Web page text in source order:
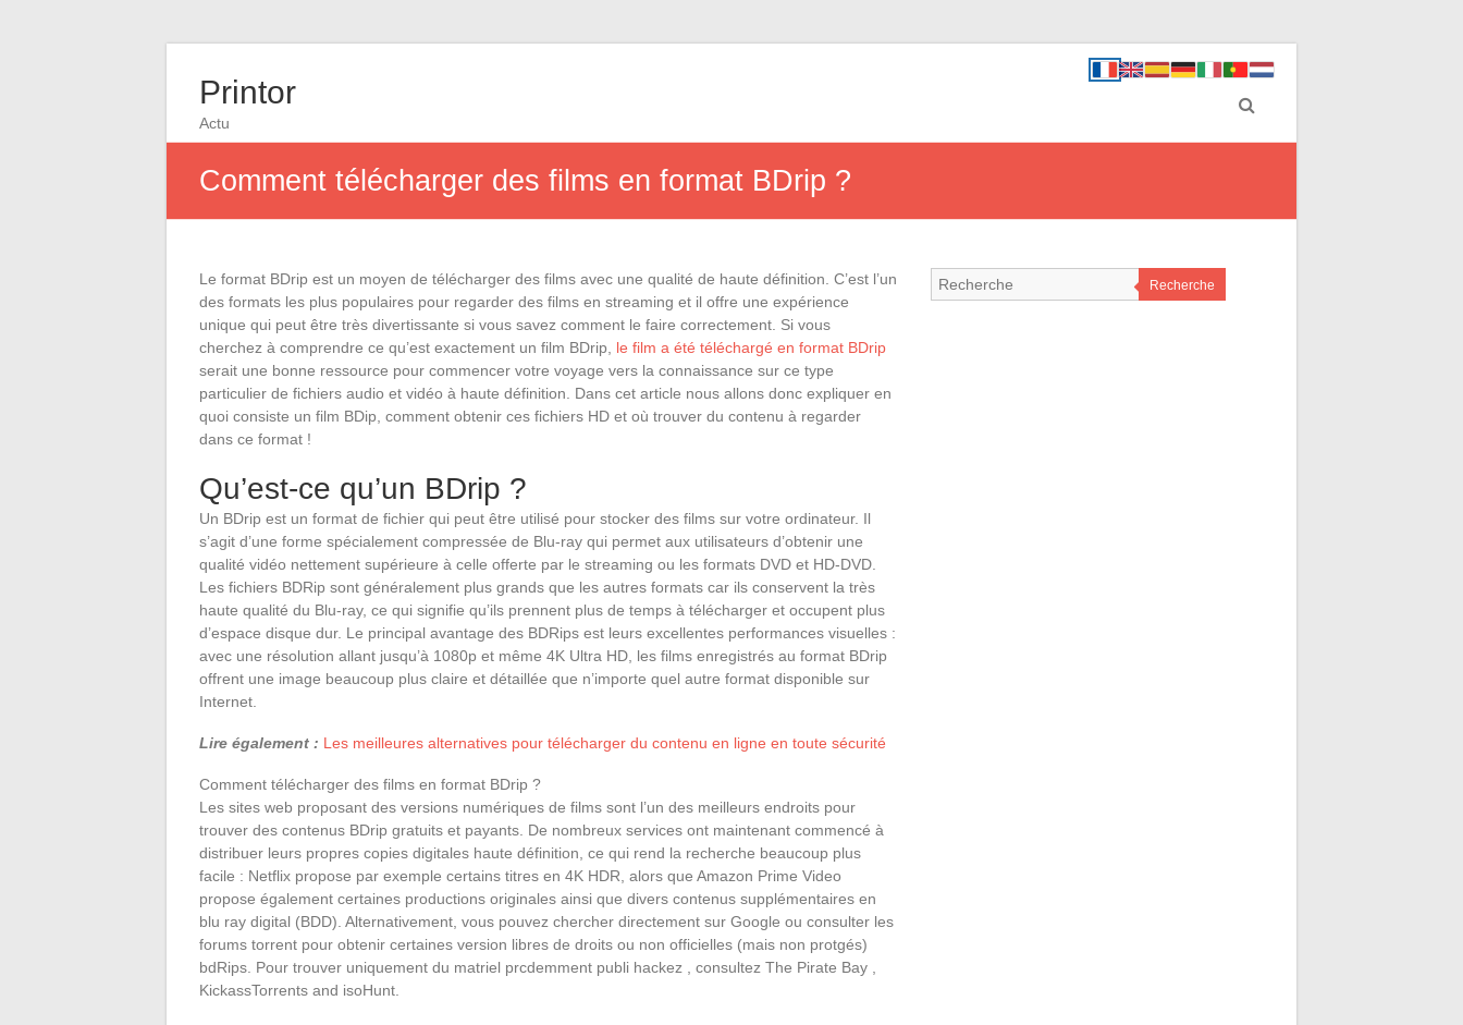
Printor
Actu
Comment télécharger des films en format BDrip ?
Le format BDrip est un moyen de télécharger des films avec une qualité de haute définition. C’est l’un
des formats les plus populaires pour regarder des films en streaming et il offre une expérience
unique qui peut être très divertissante si vous savez comment le faire correctement. Si vous
cherchez à comprendre ce qu’est exactement un film BDrip, le film a été téléchargé en format BDrip
serait une bonne ressource pour commencer votre voyage vers la connaissance sur ce type
particulier de fichiers audio et vidéo à haute définition. Dans cet article nous allons donc expliquer en
quoi consiste un film BDip, comment obtenir ces fichiers HD et où trouver du contenu à regarder
dans ce format !
Qu’est-ce qu’un BDrip ?
Un BDrip est un format de fichier qui peut être utilisé pour stocker des films sur votre ordinateur. Il
s’agit d’une forme spécialement compressée de Blu-ray qui permet aux utilisateurs d’obtenir une
qualité vidéo nettement supérieure à celle offerte par le streaming ou les formats DVD et HD-DVD.
Les fichiers BDRip sont généralement plus grands que les autres formats car ils conservent la très
haute qualité du Blu-ray, ce qui signifie qu’ils prennent plus de temps à télécharger et occupent plus
d’espace disque dur. Le principal avantage des BDRips est leurs excellentes performances visuelles :
avec une résolution allant jusqu’à 1080p et même 4K Ultra HD, les films enregistrés au format BDrip
offrent une image beaucoup plus claire et détaillée que n’importe quel autre format disponible sur
Internet.
Lire également : Les meilleures alternatives pour télécharger du contenu en ligne en toute sécurité
Comment télécharger des films en format BDrip ?
Les sites web proposant des versions numériques de films sont l’un des meilleurs endroits pour
trouver des contenus BDrip gratuits et payants. De nombreux services ont maintenant commencé à
distribuer leurs propres copies digitales haute définition, ce qui rend la recherche beaucoup plus
facile : Netflix propose par exemple certains titres en 4K HDR, alors que Amazon Prime Video
propose également certaines productions originales ainsi que divers contenus supplémentaires en
blu ray digital (BDD). Alternativement, vous pouvez chercher directement sur Google ou consulter les
forums torrent pour obtenir certaines version libres de droits ou non officielles (mais non protgés)
bdRips. Pour trouver uniquement du matriel prcdemment publi hackez , consultez The Pirate Bay ,
KickassTorrents and isoHunt.
Recherche